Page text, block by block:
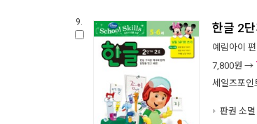
9. 한글 2
예림아이
7,800원 →
세일즈포인
판권 소